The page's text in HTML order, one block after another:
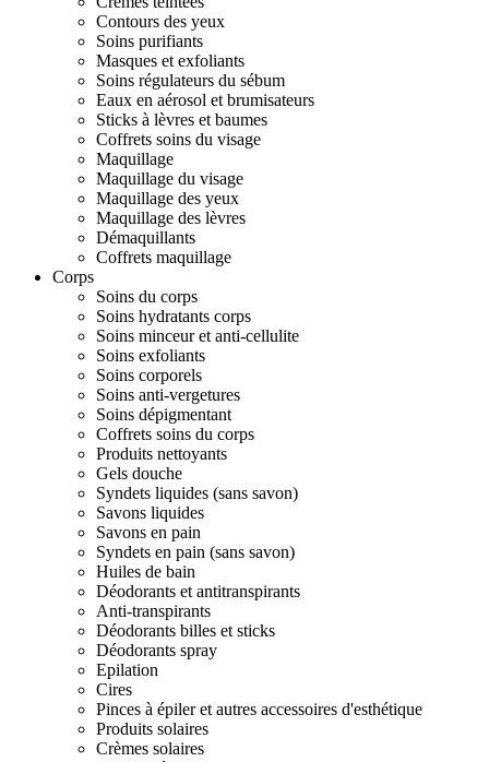
Contours des yeux
Soins purifiants
Masques et exfoliants
Soins régulateurs du sébum
Eaux en aérosol et brumisateurs
Sticks à lèvres et baumes
Coffrets soins du visage
Maquillage
Maquillage du visage
Maquillage des yeux
Maquillage des lèvres
Démaquillants
Coffrets maquillage
Corps
Soins du corps
Soins hydratants corps
Soins minceur et anti-cellulite
Soins exfoliants
Soins corporels
Soins anti-vergetures
Soins dépigmentant
Coffrets soins du corps
Produits nettoyants
Gels douche
Syndets liquides (sans savon)
Savons liquides
Savons en pain
Syndets en pain (sans savon)
Huiles de bain
Déodorants et antitranspirants
Anti-transpirants
Déodorants billes et sticks
Déodorants spray
Epilation
Cires
Pinces à épiler et autres accessoires d'esthétique
Produits solaires
Crèmes solaires